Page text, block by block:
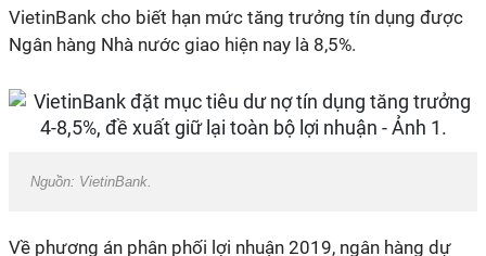
VietinBank cho biết hạn mức tăng trưởng tín dụng được
Ngân hàng Nhà nước giao hiện nay là 8,5%.
Nguồn: VietinBank.
Về phương án phân phối lợi nhuận 2019, ngân hàng dự